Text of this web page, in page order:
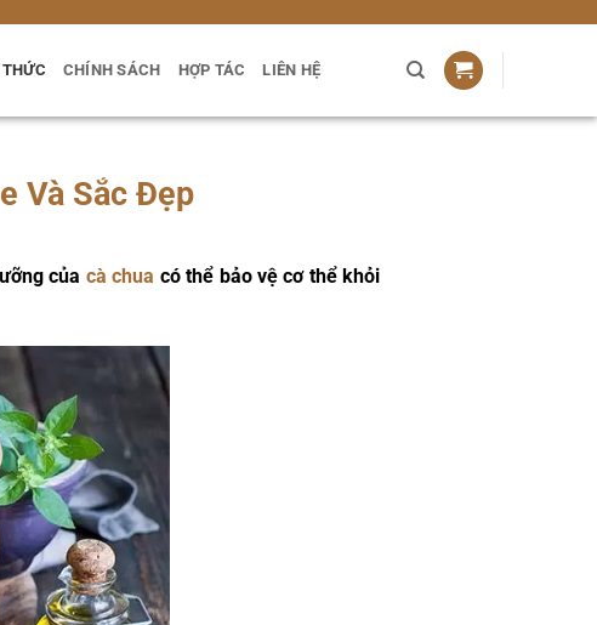
CHÍNH SÁCH HỢP TÁC LIÊN HỆ
Và Sắc Đẹp
của cà chua có thể bảo vệ cơ thể khỏi